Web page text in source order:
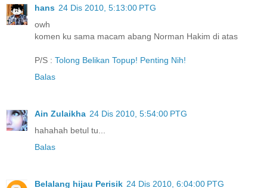
hans 24 Dis 2010, 5:13:00 PTG
owh
komen ku sama macam abang Norman Hakim di atas
P/S : Tolong Belikan Topup! Penting Nih!
Balas
Ain Zulaikha 24 Dis 2010, 5:54:00 PTG
hahahah betul tu...
Balas
Belalang hijau Perisik 24 Dis 2010, 6:04:00 PTG